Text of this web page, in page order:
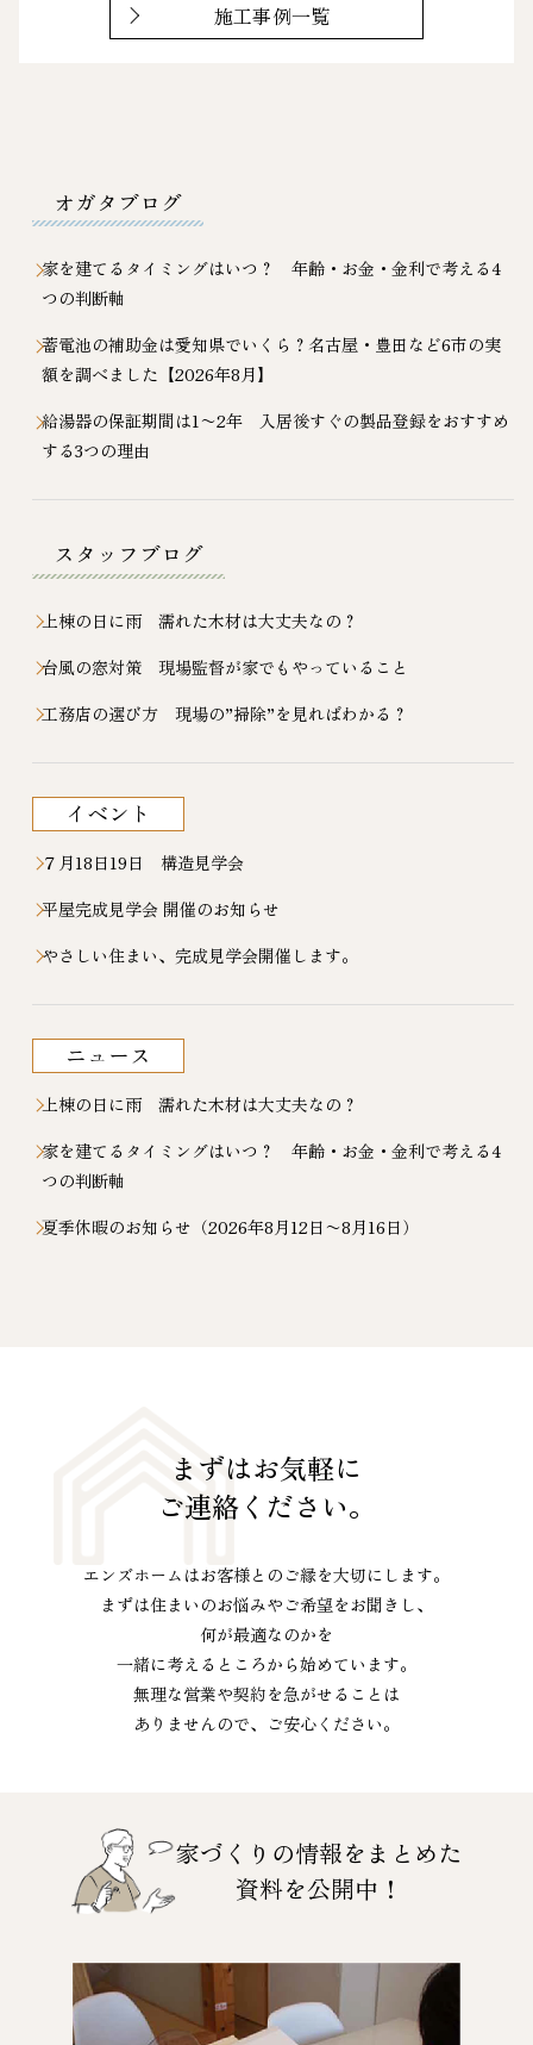
施工事例一覧
オガタブログ
家を建てるタイミングはいつ？ 年齢・お金・金利で考える4
つの判断軸
蓄電池の補助金は愛知県でいくら？名古屋・豊田など6市の実
額を調べました【2026年8月】
給湯器の保証期間は1〜2年 入居後すぐの製品登録をおすすめ
する3つの理由
スタッフブログ
上棟の日に雨 濡れた木材は大丈夫なの？
台風の窓対策 現場監督が家でもやっていること
工務店の選び方 現場の”掃除”を見ればわかる？
イベント
７月18日19日 構造見学会
平屋完成見学会 開催のお知らせ
やさしい住まい、完成見学会開催します。
ニュース
上棟の日に雨 濡れた木材は大丈夫なの？
家を建てるタイミングはいつ？ 年齢・お金・金利で考える4
つの判断軸
夏季休暇のお知らせ（2026年8月12日〜8月16日）
まずはお気軽に
ご連絡ください。
エンズホームはお客様とのご縁を大切にします。
まずは住まいのお悩みやご希望をお聞きし、
何が最適なのかを
一緒に考えるところから始めています。
無理な営業や契約を急がせることは
ありませんので、ご安心ください。
家づくりの情報をまとめた
資料を公開中！